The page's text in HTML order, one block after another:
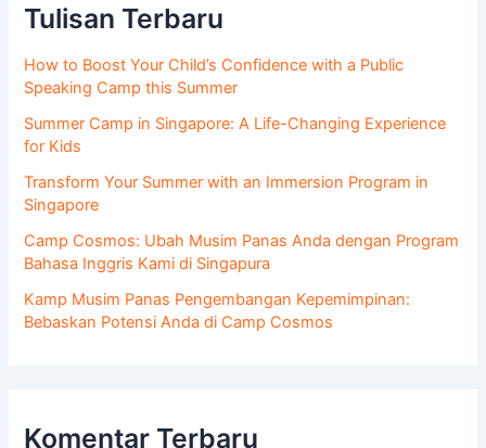
Tulisan Terbaru
How to Boost Your Child’s Confidence with a Public
Speaking Camp this Summer
Summer Camp in Singapore: A Life-Changing Experience
for Kids
Transform Your Summer with an Immersion Program in
Singapore
Camp Cosmos: Ubah Musim Panas Anda dengan Program
Bahasa Inggris Kami di Singapura
Kamp Musim Panas Pengembangan Kepemimpinan:
Bebaskan Potensi Anda di Camp Cosmos
Komentar Terbaru